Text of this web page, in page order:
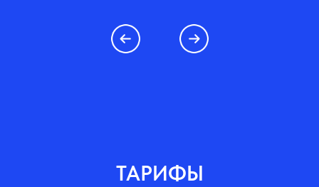
ТАРИФЫ